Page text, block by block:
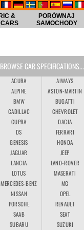
&
PORÓWNAJ
SAMOCHODY
BROWSE CAR SPECIFICATIONS...
ACURA AIWAYS
ALPINE ASTON-MARTIN
BMW BUGATTI
CADILLAC CHEVROLET
CUPRA DACIA
DS FERRARI
GENESIS HONDA
JAGUAR JEEP
LANCIA LAND-ROVER
LOTUS MASERATI
MERCEDES-BENZ MG
NISSAN OPEL
PORSCHE RENAULT
SAAB SEAT
SUBARU SUZUKI